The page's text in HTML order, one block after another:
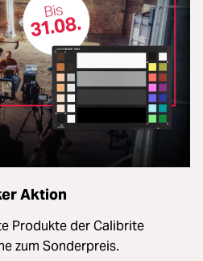
Aktion
Produkte der Calibrite
zum Sonderpreis.